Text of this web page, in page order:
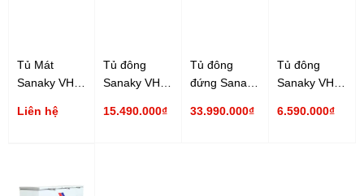
Tủ Mát
Sanaky VH-
Inverter
Liên hệ
Tủ đông
Sanaky VH-
761 lít
15.490.000₫
Tủ đông
đứng Sanaky
lít
33.990.000₫
Tủ đông
Sanaky VH-
lít Inverter
6.590.000₫